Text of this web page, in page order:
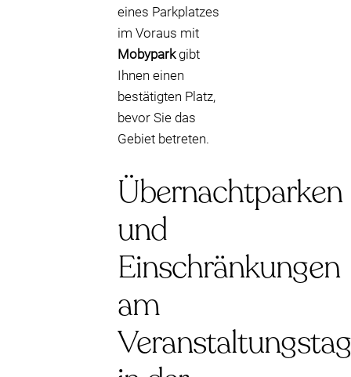
eines Parkplatzes
im Voraus mit
Mobyparkgibt
Ihnen einen
bestätigten Platz,
bevor Sie das
Gebiet betreten.
Übernachtparken
und
Einschränkungen
am
Veranstaltungstag